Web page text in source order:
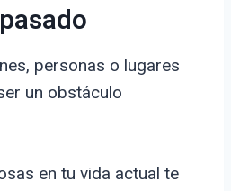
personas o lugares
un obstáculo
en tu vida actual te